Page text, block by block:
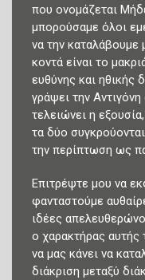
που ονομάζεται
μπορούσαμε όλοι
να την
κοντά είναι το
ευθύνης και
γράψει την
τελειώνει η
τα δύο
την περίπτωση ως
Επιτρέψτε μου να
φανταστούμε
ιδέες
ο χαρακτήρας αυτής
να μας κάνει να
διάκριση μεταξύ